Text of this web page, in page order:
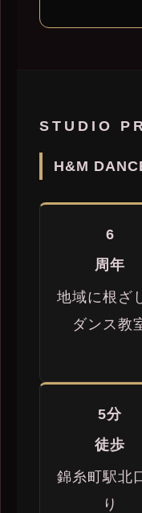
STUDIO
H&M
6
周年
地域に根ざ
ダンス教
5分
徒歩
錦糸町駅北
り